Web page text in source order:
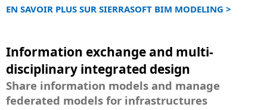
EN SAVOIR PLUS SUR SIERRASOFT BIM MODELING >
Information exchange and multi-
disciplinary integrated design
Share information models and manage
federated models for infrastructures